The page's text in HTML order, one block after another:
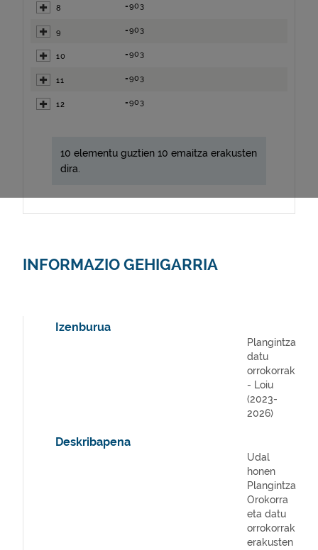
8 =903
9 =903
10 =903
11 =903
12 =903
10 elementu guztien 10 emaitza erakusten
dira.
INFORMAZIO GEHIGARRIA
Izenburua
Plangintza
datu
orrokorrak
- Loiu
(2023-
2026)
Deskribapena
Udal
honen
Plangintza
Orokorra
eta datu
orrokorrak
erakusten